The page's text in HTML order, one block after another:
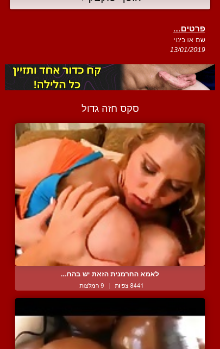
פרטים...
שם או כינוי
13/01/2019
סקס חזה גדול
לאמא החרמנית הזאת יש בהח...
8441 צפיות | 9 המלצות